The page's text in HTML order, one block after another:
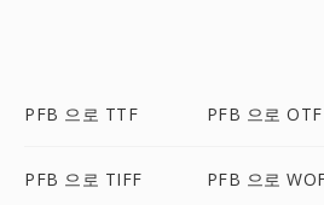
PFB 으로 TTF PFB 으로 OTF
PFB 으로 TIFF PFB 으로